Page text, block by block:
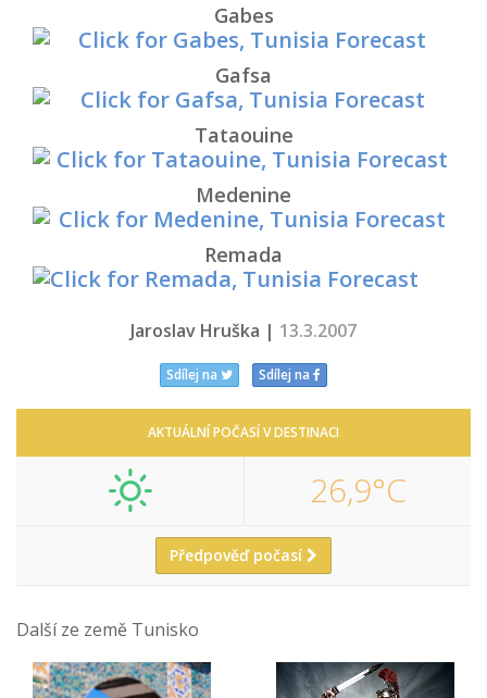
Gabes
Gafsa
Tataouine
Medenine
Remada
Jaroslav Hruška | 13.3.2007
Sdílej na Sdílej na
AKTUÁLNÍ POČASÍ V DESTINACI
26,9°C
Předpověď počasí
Další ze země Tunisko